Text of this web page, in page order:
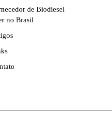
de Biodiesel
no Brasil